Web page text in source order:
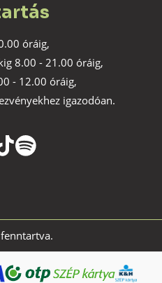
óráig,
8.00 - 21.00 óráig,
- 12.00 óráig,
igazodóan.